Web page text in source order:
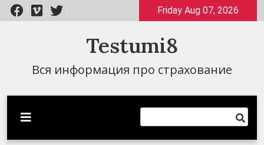
Перейти
к
Friday Aug 07, 2026
Testumi8
Вся информация про страхование